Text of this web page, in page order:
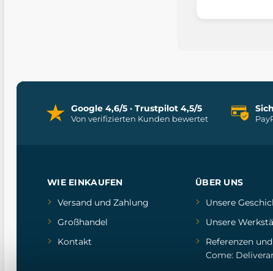
Google 4,6/5 · Trustpilot 4,5/5
Von verifizierten Kunden bewertet
WIE EINKAUFEN
Versand und Zahlung
Großhandel
Kontakt
ÜBER UNS
Unsere
Unsere
Referenzenund
Come: